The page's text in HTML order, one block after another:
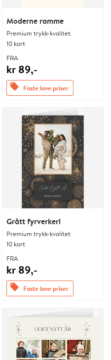
Moderne ramme
Premium trykk-kvalitet
10 kort
FRA
kr 89,-
offers Faste lave priser
Grått fyrverkeri
Premium trykk-kvalitet
10 kort
FRA
kr 89,-
offers Faste lave priser